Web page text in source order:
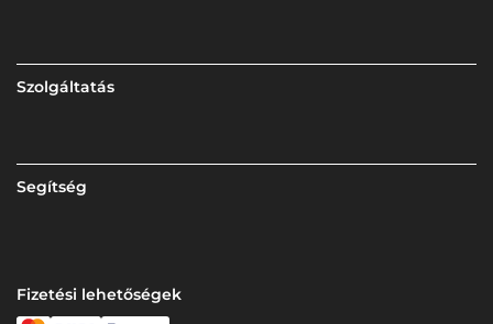
Szolgáltatás
Segítség
Fizetési lehetőségek